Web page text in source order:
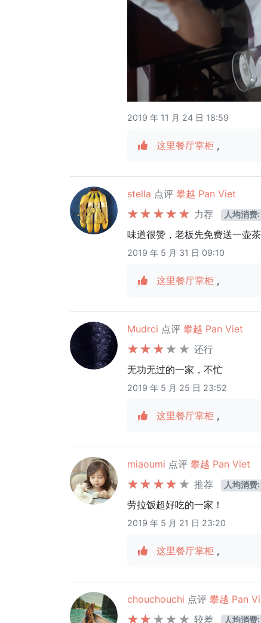
2019 年 11 月 24 日 18:59
这里餐厅掌柜 ,
stella 点评 攀越 Pan Viet
力荐
人均消费
味道很赞，老板先免费送一壶
2019 年 5 月 31 日 09:10
这里餐厅掌柜 ,
Mudrci 点评 攀越 Pan Viet
还行
无功无过的一家，不忙
2019 年 5 月 25 日 23:52
这里餐厅掌柜 ,
miaoumi 点评 攀越 Pan Viet
推荐
人均消费
劳拉饭超好吃的一家！
2019 年 5 月 21 日 23:20
这里餐厅掌柜 ,
chouchouchi 点评 攀越 Pan
较差
人均消费